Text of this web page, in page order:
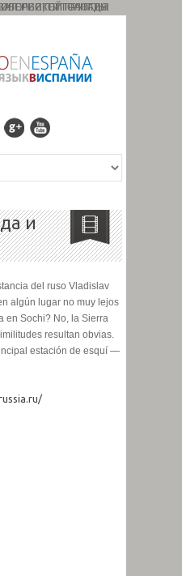
ТИПОЛОГИЯ ЯЗЫКОВ. КОД : 827. УНИВЕРСИТЕТ ГРАНАДЫ
и
del ruso Vladislav
algún lugar no muy lejos
en Sochi? No, la Sierra
resultan obvias.
estación de esquí —